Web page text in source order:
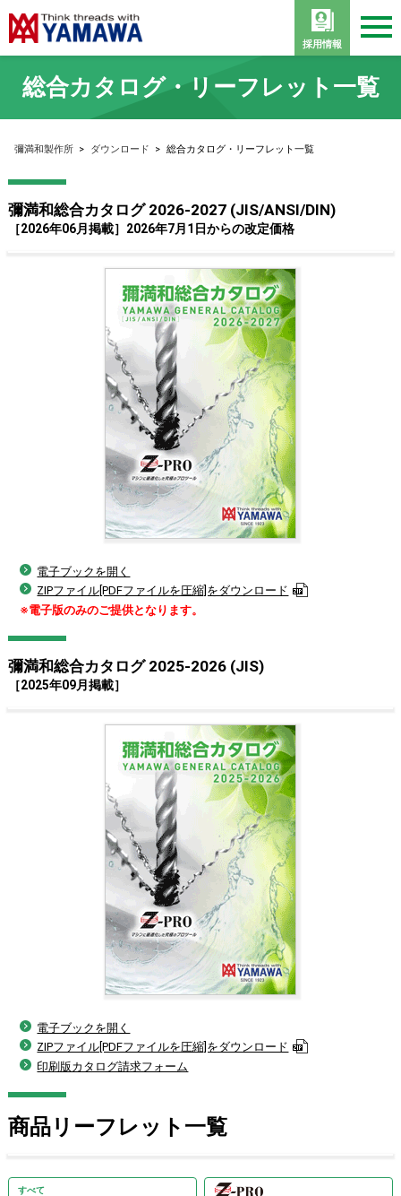
採用情報
総合カタログ・リーフレット一覧
彌満和製作所 > ダウンロード > 総合カタログ・リーフレット一覧
彌満和総合カタログ 2026-2027 (JIS/ANSI/DIN)
［2026年06月掲載］2026年7月1日からの改定価格
電子ブックを開く
ZIPファイル[PDFファイルを圧縮]をダウンロード
※電子版のみのご提供となります。
彌満和総合カタログ 2025-2026 (JIS)
［2025年09月掲載］
電子ブックを開く
ZIPファイル[PDFファイルを圧縮]をダウンロード
印刷版カタログ請求フォーム
商品リーフレット一覧